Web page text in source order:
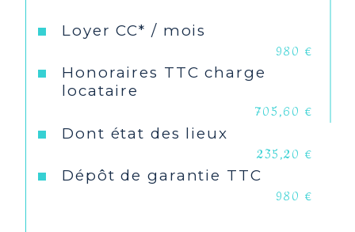
Année de construction
NON
Loyer CC* / mois
980 €
Honoraires TTC charge
locataire
705,60 €
Dont état des lieux
235,20 €
Dépôt de garantie TTC
980 €